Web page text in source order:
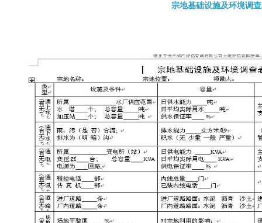
宗地基础设施及环境调